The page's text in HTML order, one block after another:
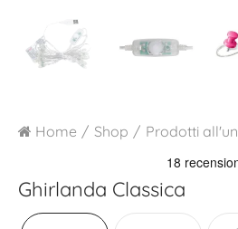
Home Shop Prodotti
Ghirlanda Classica